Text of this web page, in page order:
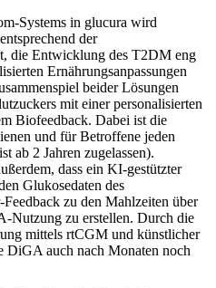
Systems in glucura wird
der
die Entwicklung des T2DM eng
Ernährungsanpassungen
beider Lösungen
mit einer personalisierten
Biofeedback. Dabei ist die
und für Betroffene jeden
ab 2 Jahren zugelassen).
dass ein KI-gestützter
Glukosedaten des
zu den Mahlzeiten über
Nutzung zu erstellen. Durch die
mittels rtCGM und künstlicher
DiGA auch nach Monaten noch